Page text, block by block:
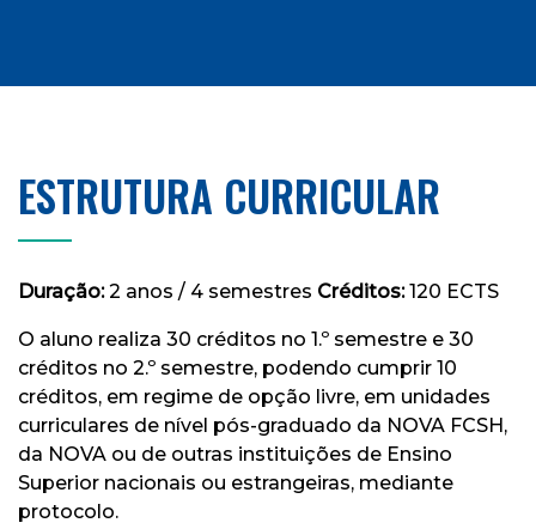
ESTRUTURA CURRICULAR
Duração:2 anos / 4 semestres Créditos:120 ECTS
O aluno realiza 30 créditos no 1.º semestre e 30
créditos no 2.º semestre, podendo cumprir 10
créditos, em regime de opção livre, em unidades
curriculares de nível pós-graduado da NOVA FCSH,
da NOVA ou de outras instituições de Ensino
Superior nacionais ou estrangeiras, mediante
protocolo.